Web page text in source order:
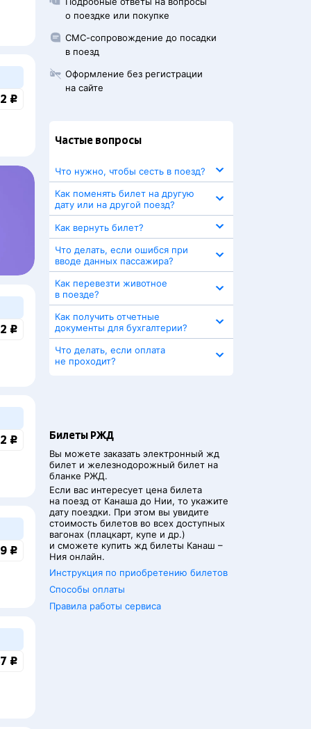
₽
₽
₽
₽
₽
о поездке или покупке
СМС-сопровождение до посадки
в поезд
Оформление без регистрации
на сайте
Частые вопросы
Что нужно, чтобы сесть в поезд?
Как поменять билет на другую
дату или на другой поезд?
Как вернуть билет?
Что делать, если ошибся при
вводе данных пассажира?
Как перевезти животное
в поезде?
Как получить отчетные
документы для бухгалтерии?
Что делать, если оплата
не проходит?
Билеты РЖД
Вы можете заказать электронный жд
билет и железнодорожный билет на
бланке РЖД.
Если вас интересует цена билета
на поезд от Канаша до Нии, то укажите
дату поездки. При этом вы увидите
стоимость билетов во всех доступных
вагонах (плацкарт, купе и др.)
и сможете купить жд билеты Канаш –
Ния онлайн.
Инструкция по приобретению билетов
Способы оплаты
Правила работы сервиса